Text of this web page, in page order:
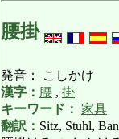
腰掛
発音： こしかけ
漢字： 腰 , 掛
キーワード： 家具
翻訳： Sitz, Stuhl,